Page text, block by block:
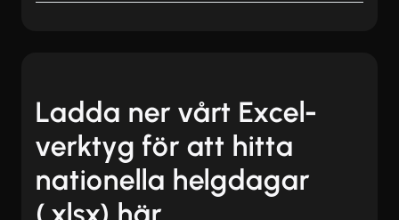
Ladda ner vårt Excel-
verktyg för att hitta
nationella helgdagar